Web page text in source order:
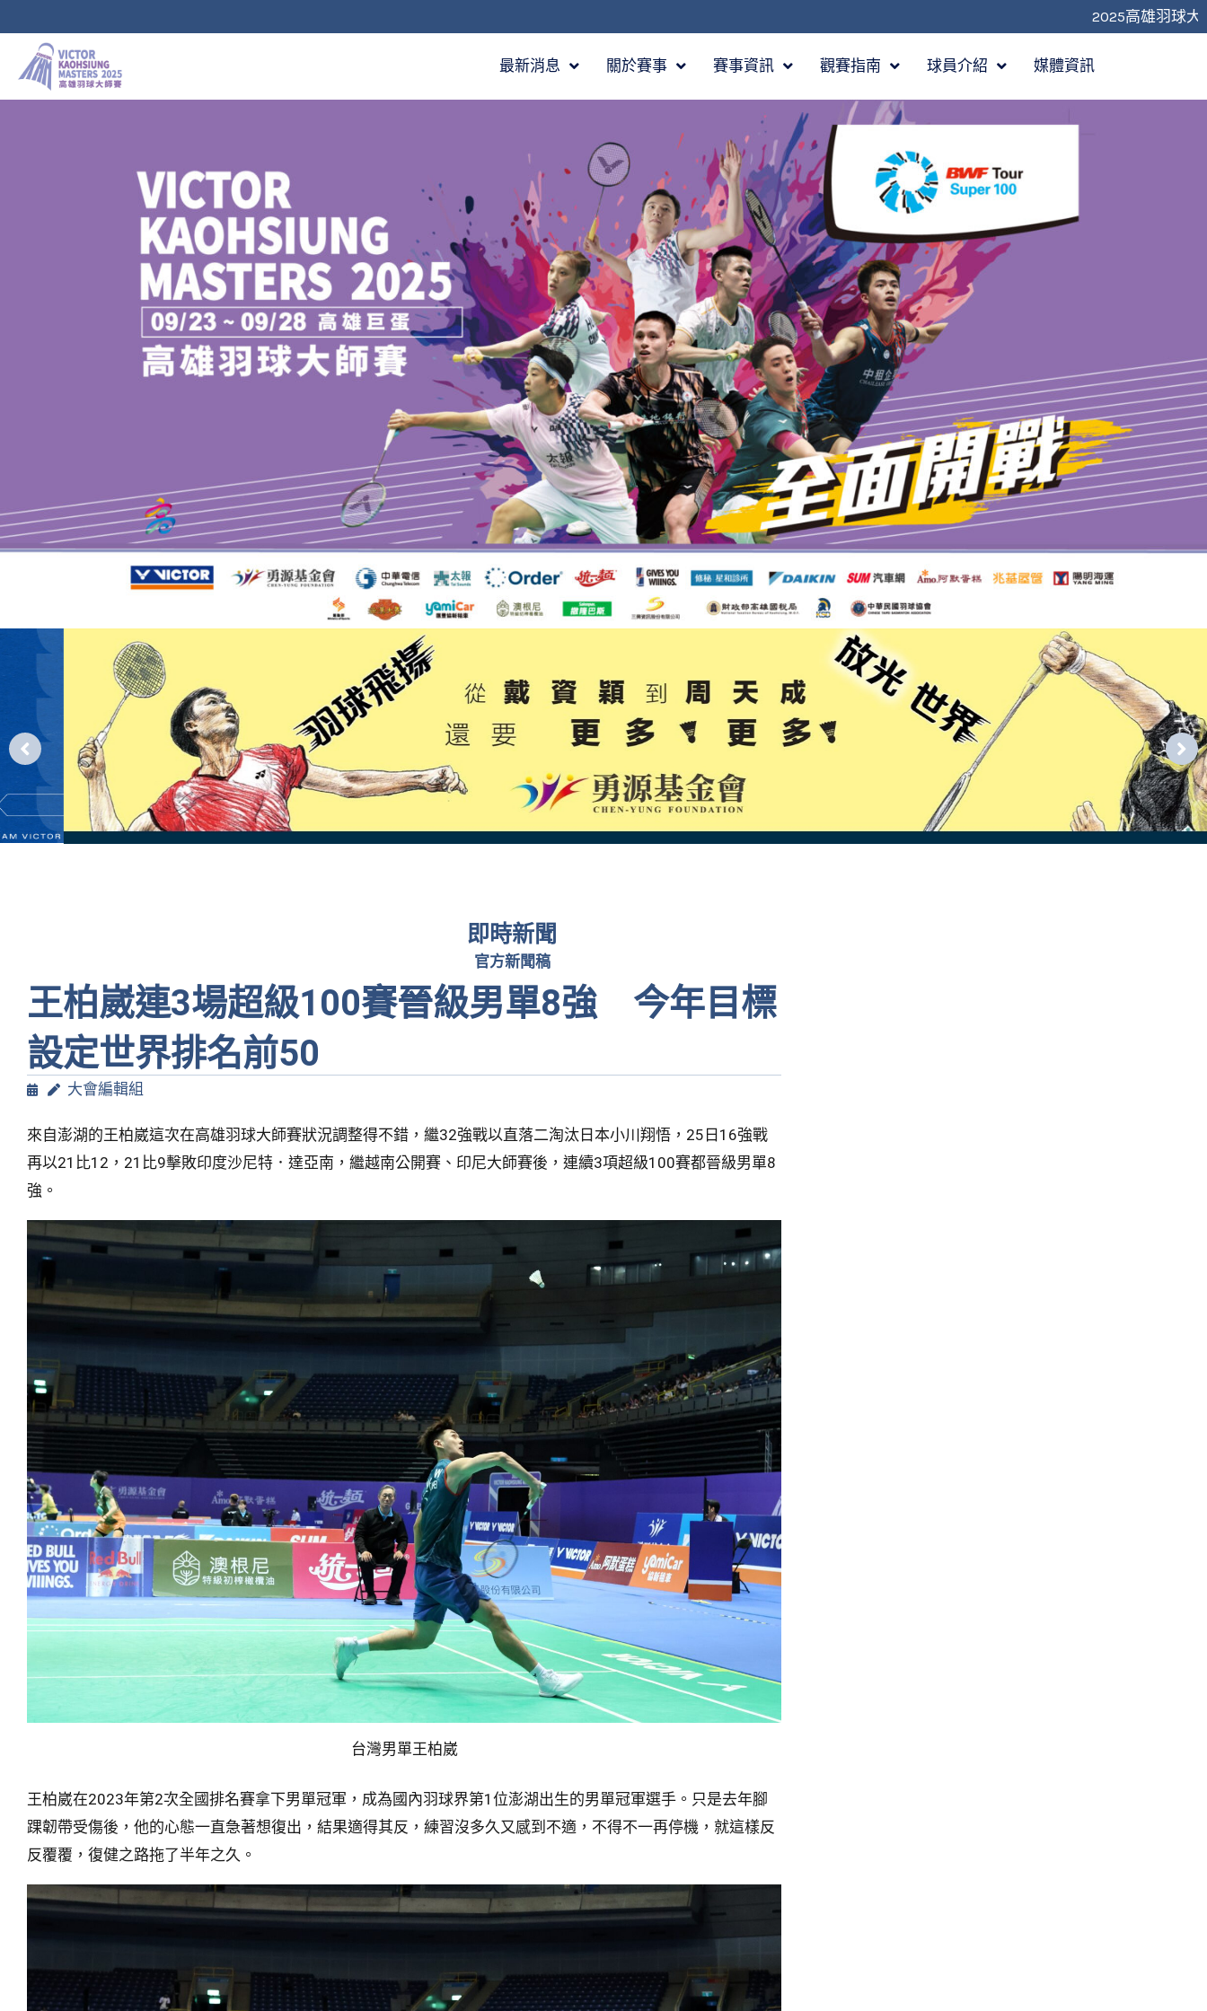
要
2025高雄羽球大師賽，9
最新消息 關於賽事 賽事資訊 觀賽指南 球員介紹 媒體資訊
即時新聞
官方新聞稿
王柏崴連3場超級100賽晉級男單8強 今年目標
設定世界排名前50
大會編輯組
來自澎湖的王柏崴這次在高雄羽球大師賽狀況調整得不錯，繼32強戰以直落二淘汰日本小川翔悟，25日16強戰
再以21比12，21比9擊敗印度沙尼特．達亞南，繼越南公開賽、印尼大師賽後，連續3項超級100賽都晉級男單8
強。
台灣男單王柏崴
王柏崴在2023年第2次全國排名賽拿下男單冠軍，成為國內羽球界第1位澎湖出生的男單冠軍選手。只是去年腳
踝韌帶受傷後，他的心態一直急著想復出，結果適得其反，練習沒多久又感到不適，不得不一再停機，就這樣反
反覆覆，復健之路拖了半年之久。